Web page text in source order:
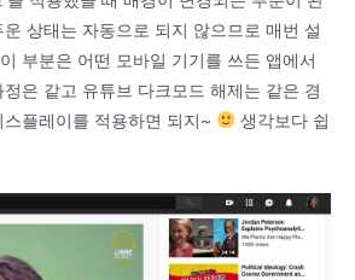
상태는 자동으로 되지 않으므로 매번 설
부분은 어떤 모바일 기기를 쓰든 앱에서
은 같고 유튜브 다크모드 해제는 같은 경
플레이를 적용하면 되지~
생각보다 쉽